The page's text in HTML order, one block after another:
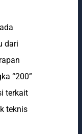
dari
“200”
terkait
teknis